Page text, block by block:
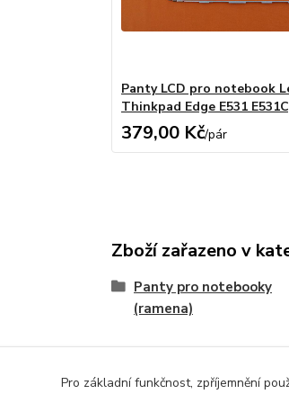
Panty LCD pro notebook
Thinkpad Edge E531
379,00 Kč/pár
Zboží zařazeno v
Panty pro notebooky
(ramena)
Pro základní funkčnost, zpříjemnění